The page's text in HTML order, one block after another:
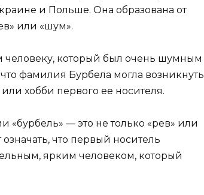
и Польше. Она образована от
или «шум».
который был очень шумным
фамилия Бурбела могла возникнуть
хобби первого ее носителя.
«бурбель» — это не только «рев» или
что первый носитель
ярким человеком, который